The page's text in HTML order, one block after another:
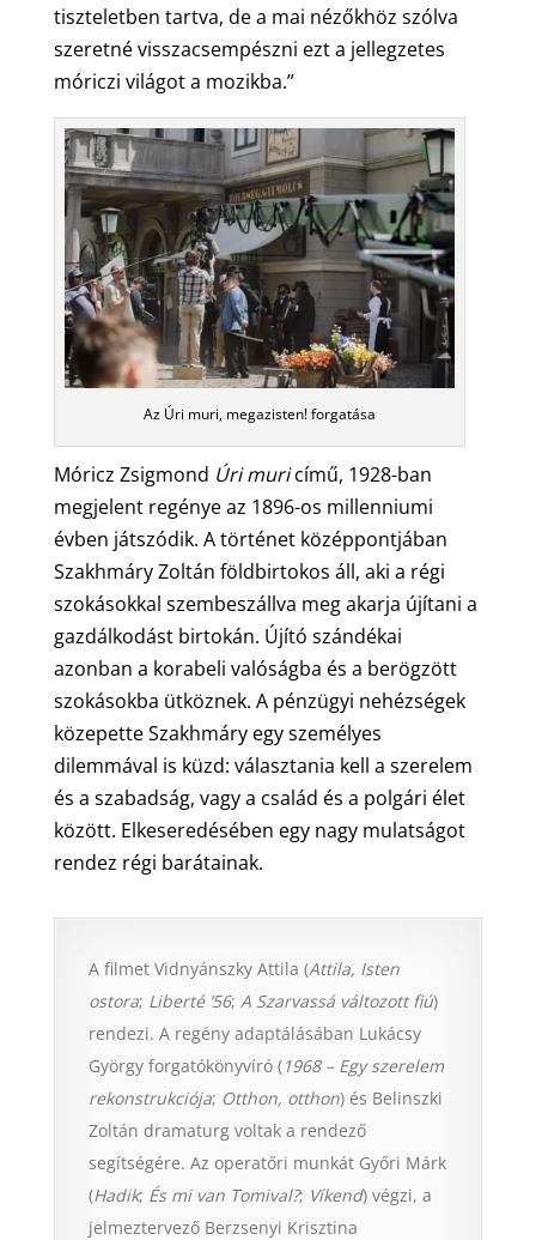
tiszteletben tartva, de a mai nézőkhöz szólva
szeretné visszacsempészni ezt a jellegzetes
móriczi világot a mozikba.”
Az Úri muri, megazisten! forgatása
Móricz Zsigmond Úri muricímű, 1928-ban
megjelent regénye az 1896-os millenniumi
évben játszódik. A történet középpontjában
Szakhmáry Zoltán földbirtokos áll, aki a régi
szokásokkal szembeszállva meg akarja újítani a
gazdálkodást birtokán. Újító szándékai
azonban a korabeli valóságba és a berögzött
szokásokba ütköznek. A pénzügyi nehézségek
közepette Szakhmáry egy személyes
dilemmával is küzd: választania kell a szerelem
és a szabadság, vagy a család és a polgári élet
között. Elkeseredésében egy nagy mulatságot
rendez régi barátainak.
A filmet Vidnyánszky Attila (Attila, Isten
ostora; Liberté ’56; A Szarvassá változott fiú)
rendezi. A regény adaptálásában Lukácsy
György forgatókönyvíró (1968 – Egy szerelem
rekonstrukciója; Otthon, otthon) és Belinszki
Zoltán dramaturg voltak a rendező
segítségére. Az operatőri munkát Győri Márk
(Hadik; És mi van Tomival?; Víkend) végzi, a
jelmeztervező Berzsenyi Krisztina